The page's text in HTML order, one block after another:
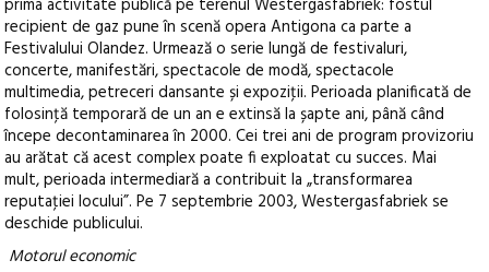
prima activitate publică pe terenul Westergasfabriek: fostul
recipient de gaz pune în scenă opera Antigona ca parte a
Festivalului Olandez. Urmează o serie lungă de festivaluri,
concerte, manifestări, spectacole de modă, spectacole
multimedia, petreceri dansante și expoziţii. Perioada planificată de
folosinţă temporară de un an e extinsă la șapte ani, până când
începe decontaminarea în 2000. Cei trei ani de program provizoriu
au arătat că acest complex poate fi exploatat cu succes. Mai
mult, perioada intermediară a contribuit la „transformarea
reputaţiei locului”. Pe 7 septembrie 2003, Westergasfabriek se
deschide publicului.
Motorul economic